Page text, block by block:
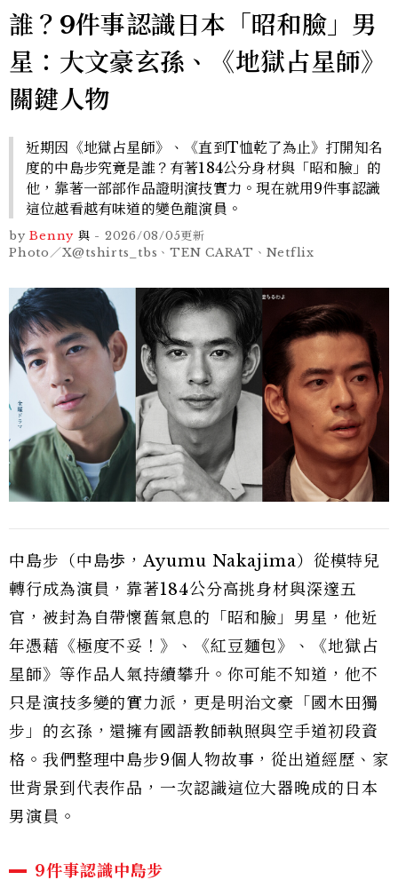
誰？9件事認識日本「昭和臉」男
星：大文豪玄孫、《地獄占星師》
關鍵人物
近期因《地獄占星師》、《直到T恤乾了為止》打開知名
度的中島步究竟是誰？有著184公分身材與「昭和臉」的
他，靠著一部部作品證明演技實力。現在就用9件事認識
這位越看越有味道的變色龍演員。
by Benny 與 - 2026/08/05更新
Photo／X@tshirts_tbs、TEN CARAT、Netflix
中島步（中島歩，Ayumu Nakajima）從模特兒
轉行成為演員，靠著184公分高挑身材與深邃五
官，被封為自帶懷舊氣息的「昭和臉」男星，他近
年憑藉《極度不妥！》、《紅豆麵包》、《地獄占
星師》等作品人氣持續攀升。你可能不知道，他不
只是演技多變的實力派，更是明治文豪「國木田獨
步」的玄孫，還擁有國語教師執照與空手道初段資
格。我們整理中島步9個人物故事，從出道經歷、家
世背景到代表作品，一次認識這位大器晚成的日本
男演員。
9件事認識中島步